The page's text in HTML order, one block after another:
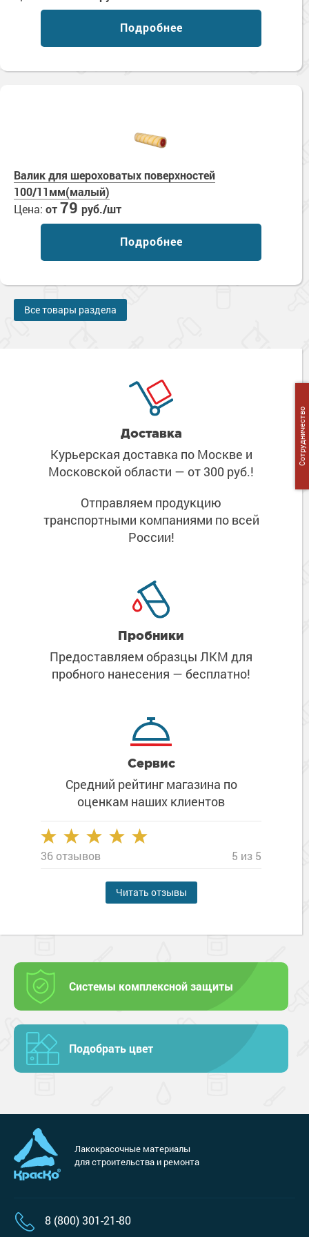
Сопутствующие товары
Морозостойкие краски для металла
Морозостойкие краски для фасада
Подробнее
Валик для шероховатых поверхностей
100/11мм(малый)
Цена: от79 руб./шт
Подробнее
Все товары раздела
Доставка
Курьерская доставка по Москве и
Московской области — от 300 руб.!
Отправляем продукцию
транспортными компаниями по всей
России!
Пробники
Предоставляем образцы ЛКМ для
пробного нанесения — бесплатно!
Сервис
Средний рейтинг магазина по
оценкам наших клиентов
36 отзывов 5 из 5
Читать отзывы
Системы комплексной защиты
Подобрать цвет
Лакокрасочные материалы
для строительства и ремонта
8 (800) 301-21-80
Сотрудничество